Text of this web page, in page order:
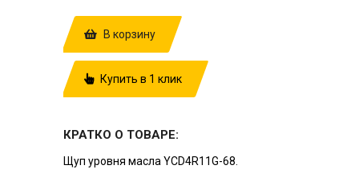
В корзину
Купить в 1 клик
КРАТКО О ТОВАРЕ:
Щуп уровня масла YCD4R11G-68.